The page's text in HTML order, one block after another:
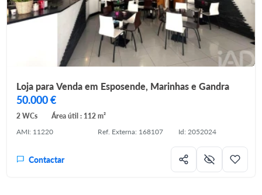
Loja para Venda em Esposende, Marinhas e Gandra
50.000 €
2 WCs
Área útil : 112 m²
AMI: 11220
Ref. Externa: 168107 Id: 2052024
Contactar